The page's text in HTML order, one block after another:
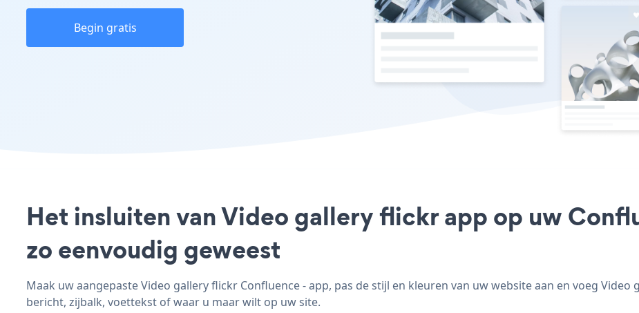
Begin gratis
Het insluiten van Video gallery flickr app op uw
zo eenvoudig geweest
Maak uw aangepaste Video gallery flickr Confluence - app, pas de stijl en kleuren van uw website aan en voeg
bericht, zijbalk, voettekst of waar u maar wilt op uw site.